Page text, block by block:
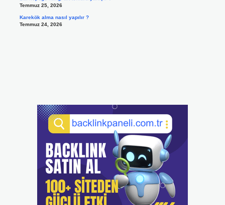
Temmuz 25, 2026
Karekök alma nasıl yapılır ?
Temmuz 24, 2026